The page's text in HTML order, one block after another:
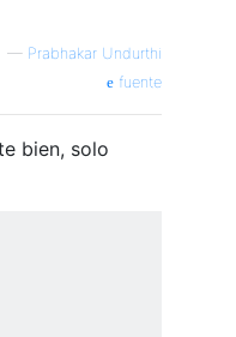
— Prabhakar Undurthi
fuente
bien, solo